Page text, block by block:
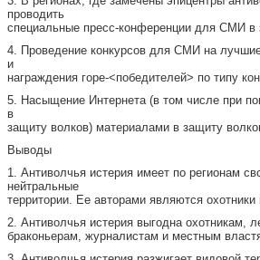
проводить
специальные пресс-конференции для СМИ в
4. Проведение конкурсов для СМИ на
и
награждения горе-<победителей> по типу
5. Насыщение Интернета (в том числе при
в
защиту волков) материалами в защиту
Выводы
1. Антиволчья истерия имеет по регионам
нейтральные
территории. Ее авторами являются охотники
2. Антиволчья истерия выгодна охотникам,
браконьерам, журналистам и местным